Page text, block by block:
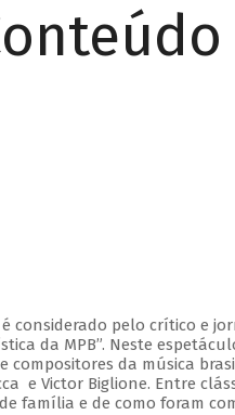
considerado pelo crítico e
da MPB”. Neste
compositores da música
e Victor Biglione. Entre
família e de como foram